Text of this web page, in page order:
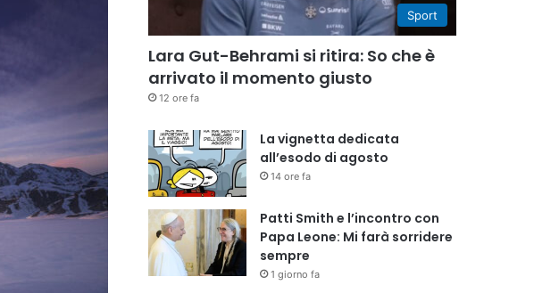
Sport
Lara Gut-Behrami si ritira: So che è
arrivato il momento giusto
12 ore fa
La vignetta dedicata
all’esodo di agosto
14 ore fa
Patti Smith e l’incontro con
Papa Leone: Mi farà sorridere
sempre
1 giorno fa